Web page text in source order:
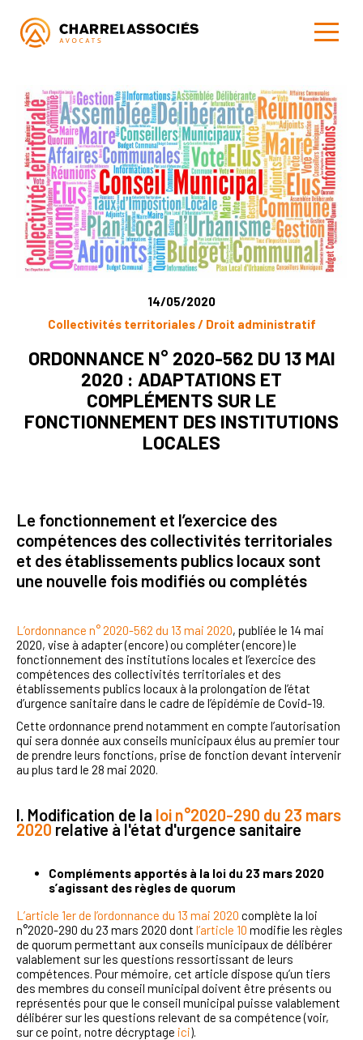
14/05/2020
Collectivités territoriales / Droit administratif
ORDONNANCE N° 2020-562 DU 13 MAI
2020 : ADAPTATIONS ET
COMPLÉMENTS SUR LE
FONCTIONNEMENT DES INSTITUTIONS
LOCALES
Le fonctionnement et l’exercice des
compétences des collectivités territoriales
et des établissements publics locaux sont
une nouvelle fois modifiés ou complétés
L’ordonnance n° 2020-562 du 13 mai 2020, publiée le 14 mai
2020, vise à adapter (encore) ou compléter (encore) le
fonctionnement des institutions locales et l’exercice des
compétences des collectivités territoriales et des
établissements publics locaux à la prolongation de l’état
d’urgence sanitaire dans le cadre de l’épidémie de Covid-19.
Cette ordonnance prend notamment en compte l’autorisation
qui sera donnée aux conseils municipaux élus au premier tour
de prendre leurs fonctions, prise de fonction devant intervenir
au plus tard le 28 mai 2020.
I. Modification de la loi n°2020-290 du 23 mars
2020 relative à l'état d'urgence sanitaire
Compléments apportés à la loi du 23 mars 2020
s’agissant des règles de quorum
L’article 1er de l’ordonnance du 13 mai 2020 complète la loi
n°2020-290 du 23 mars 2020 dont l’article 10 modifie les règles
de quorum permettant aux conseils municipaux de délibérer
valablement sur les questions ressortissant de leurs
compétences. Pour mémoire, cet article dispose qu’un tiers
des membres du conseil municipal doivent être présents ou
représentés pour que le conseil municipal puisse valablement
délibérer sur les questions relevant de sa compétence (voir,
sur ce point, notre décryptage ici).